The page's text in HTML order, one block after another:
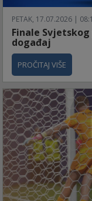
PETAK, 17.07.2026 |
Finale
događaj
PROČITAJ VIŠE